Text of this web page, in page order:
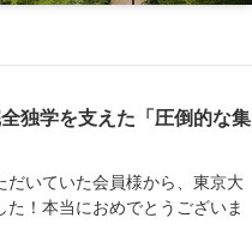
独学を支えた「圧倒的な集
だいていた会員様から、東京大
！本当におめでとうございま